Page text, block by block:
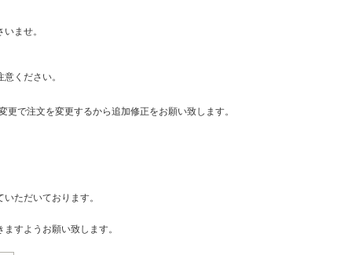
ませ。
ください。
で注文を変更するから追加修正をお願い致します。
ただいております。
すようお願い致します。